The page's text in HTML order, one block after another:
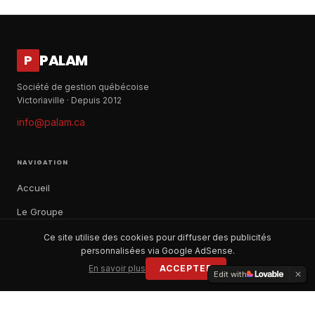
P PALAM
Société de gestion québécoise
Victoriaville · Depuis 2012
info@palam.ca
NAVIGATION
Accueil
Le Groupe
Notre histoire
Ce site utilise des cookies pour diffuser des publicités
personnalisées via Google AdSense.
En savoir plus
ACCEPTER
Edit with